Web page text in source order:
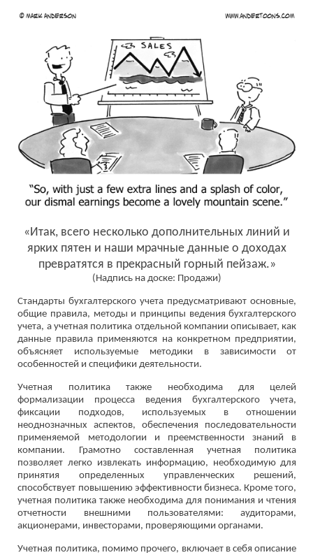
«Итак, всего несколько дополнительных линий и
ярких пятен и наши мрачные данные о доходах
превратятся в прекрасный горный пейзаж.»
(Надпись на доске: Продажи)
Стандарты бухгалтерского учета предусматривают основные,
общие правила, методы и принципы ведения бухгалтерского
учета, а учетная политика отдельной компании описывает, как
данные правила применяются на конкретном предприятии,
объясняет используемые методики в зависимости от
особенностей и специфики деятельности.
Учетная политика также необходима для целей
формализации процесса ведения бухгалтерского учета,
фиксации подходов, используемых в отношении
неоднозначных аспектов, обеспечения последовательности
применяемой методологии и преемственности знаний в
компании. Грамотно составленная учетная политика
позволяет легко извлекать информацию, необходимую для
принятия определенных управленческих решений,
способствует повышению эффективности бизнеса. Кроме того,
учетная политика также необходима для понимания и чтения
отчетности внешними пользователями: аудиторами,
акционерами, инвесторами, проверяющими органами.
Учетная политика, помимо прочего, включает в себя описание